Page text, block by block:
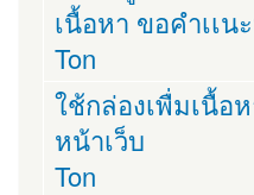
เนื้อหา ขอคำเเน
Ton
ใช้กล่องเพื่มเนื้อ
หน้าเว็บ
Ton